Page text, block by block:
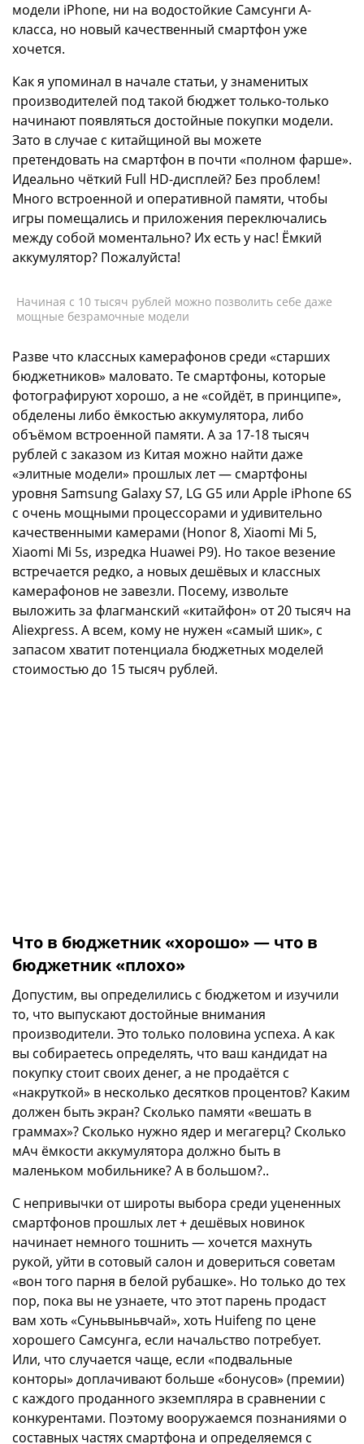
модели iPhone, ни на водостойкие Самсунги A-
класса, но новый качественный смартфон уже
хочется.
Как я упоминал в начале статьи, у знаменитых
производителей под такой бюджет только-только
начинают появляться достойные покупки модели.
Зато в случае с китайщиной вы можете
претендовать на смартфон в почти «полном фарше».
Идеально чёткий Full HD-дисплей? Без проблем!
Много встроенной и оперативной памяти, чтобы
игры помещались и приложения переключались
между собой моментально? Их есть у нас! Ёмкий
аккумулятор? Пожалуйста!
Начиная с 10 тысяч рублей можно позволить себе даже
мощные безрамочные модели
Разве что классных камерафонов среди «старших
бюджетников» маловато. Те смартфоны, которые
фотографируют хорошо, а не «сойдёт, в принципе»,
обделены либо ёмкостью аккумулятора, либо
объёмом встроенной памяти. А за 17-18 тысяч
рублей с заказом из Китая можно найти даже
«элитные модели» прошлых лет — смартфоны
уровня Samsung Galaxy S7, LG G5 или Apple iPhone 6S
с очень мощными процессорами и удивительно
качественными камерами (Honor 8, Xiaomi Mi 5,
Xiaomi Mi 5s, изредка Huawei P9). Но такое везение
встречается редко, а новых дешёвых и классных
камерафонов не завезли. Посему, извольте
выложить за флагманский «китайфон» от 20 тысяч на
Aliexpress. А всем, кому не нужен «самый шик», с
запасом хватит потенциала бюджетных моделей
стоимостью до 15 тысяч рублей.
Что в бюджетник «хорошо» — что в
бюджетник «плохо»
Допустим, вы определились с бюджетом и изучили
то, что выпускают достойные внимания
производители. Это только половина успеха. А как
вы собираетесь определять, что ваш кандидат на
покупку стоит своих денег, а не продаётся с
«накруткой» в несколько десятков процентов? Каким
должен быть экран? Сколько памяти «вешать в
граммах»? Сколько нужно ядер и мегагерц? Сколько
мАч ёмкости аккумулятора должно быть в
маленьком мобильнике? А в большом?..
С непривычки от широты выбора среди уцененных
смартфонов прошлых лет + дешёвых новинок
начинает немного тошнить — хочется махнуть
рукой, уйти в сотовый салон и довериться советам
«вон того парня в белой рубашке». Но только до тех
пор, пока вы не узнаете, что этот парень продаст
вам хоть «Суньвыньвчай», хоть Huifeng по цене
хорошего Самсунга, если начальство потребует.
Или, что случается чаще, если «подвальные
конторы» доплачивают больше «бонусов» (премии)
с каждого проданного экземпляра в сравнении с
конкурентами. Поэтому вооружаемся познаниями о
составных частях смартфона и определяемся с